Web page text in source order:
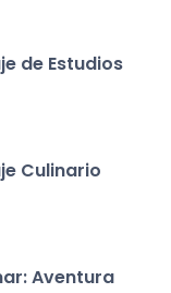
de Estudios
Culinario
Aventura